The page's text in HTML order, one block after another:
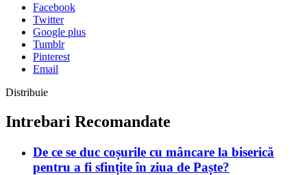
Facebook
Twitter
Google plus
Tumblr
Pinterest
Email
Distribuie
Intrebari Recomandate
De ce se duc coșurile cu mâncare la biserică
pentru a fi sfințite în ziua de Paște?